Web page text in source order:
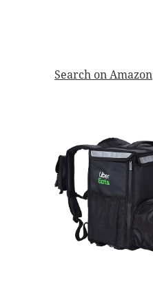
Search on Amazon